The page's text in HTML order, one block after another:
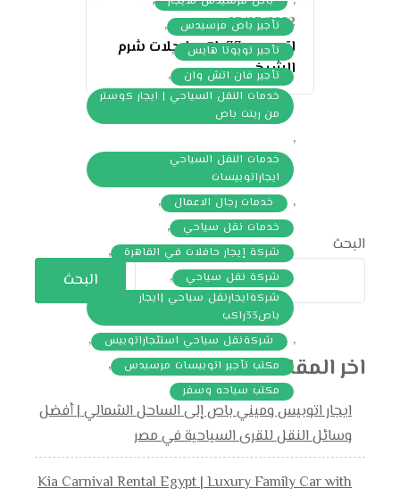
تأجير باص مرسيدس ,
تأجير تويوتا هايس ,
تأجير فان اتش وان ,
خدمات النقل السياحي | ايجار كوستر
من رينت باص
,
خدمات النقل السياحي
ايجاراتوبيسات
, خدمات رجال الاعمال ,
خدمات نقل سياحي ,
شركة إيجار حافلات في القاهرة ,
شركة نقل سياحي ,
شركةايجارنقل سياحي |ايجار
باص33راكب
, شركةنقل سياحي استئجاراتوبيس ,
مكتب تأجير اتوبيسات مرسيدس ,
مكتب سياحه وسفر
23/03/2022
اتوبيس 33 راكب لرحلات شرم
الشيخ
البحث
البحث
اخر المقالات
ايجار اتوبيس وميني باص إلى الساحل الشمالي | أفضل
وسائل النقل للقرى السياحية في مصر
Kia Carnival Rental Egypt | Luxury Family Car with